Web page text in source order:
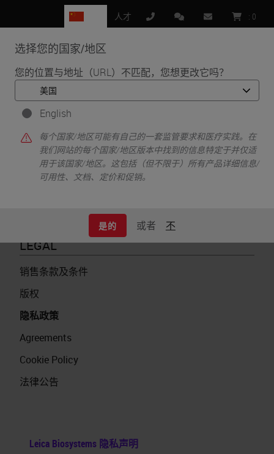
选择您的国家/地区
您的位置与地址（URL）不匹配，您想更改它吗？
English
每个国家/地区可能有自己的一套监管要求和医疗实践。在
我们网站的每个国家/地区版本中找到的信息特定于并仅适
用于该国家/地区。这包括（但不限于）所有产品详细信息/
可用性、文档、定价和促销。
是的 或者 不
人才 : 0
首页 • Legal • Leica Biosystems Privacy Policy
Leica Biosystems
Privacy Policy
LEGAL
销售条款及条件
版权
隐私政策
Agreements
Cookie Policy
法律公告
Leica Biosystems 隐私声明